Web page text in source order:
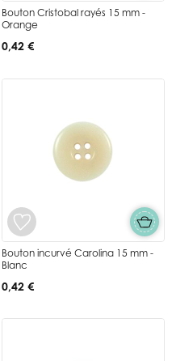
Bouton Cristobal rayés 15 mm -
Orange
0,42 €
Bouton incurvé Carolina 15 mm -
Blanc
0,42 €